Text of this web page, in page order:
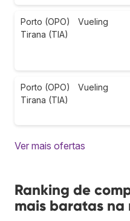
Porto (OPO)
Tirana (TIA)
Vueling
Porto (OPO)
Tirana (TIA)
Vueling
Ver mais ofertas
Ranking de
mais baratas